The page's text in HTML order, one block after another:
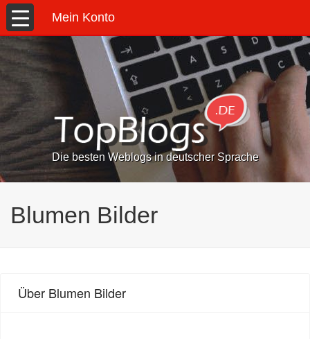
Mein Konto
Die besten Weblogs in deutscher Sprache
Blumen Bilder
Über Blumen Bilder